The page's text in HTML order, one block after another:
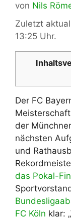
von Nils
Zuletzt
13:25 Uhr.
Der FC
der
nächsten
und
das Pokal-
FC Köln klar: